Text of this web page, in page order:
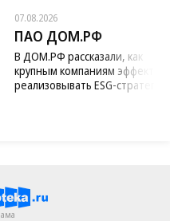
07.08.2026
ПАО ДОМ.РФ
В ДОМ.РФ рассказали, как
крупным компаниям
реализовывать ESG-стратегию